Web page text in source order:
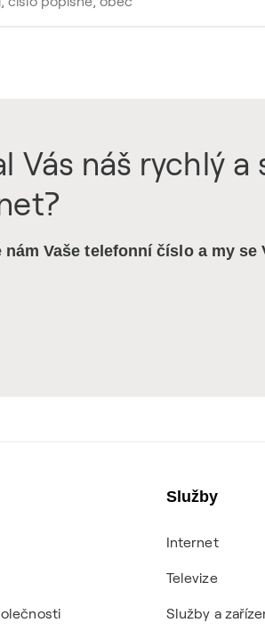
Vás náš rychlý a
nám Vaše telefonní číslo a my se
Služby
Internet
Televize
Služby a